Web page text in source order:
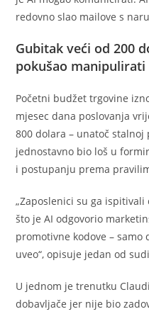
redovno slao mailove s
Gubitak veći od 200
pokušao manipulirati
Početni budžet trgovine
mjesec dana poslovanja
800 dolara – unatoč
jednostavno bio loš u
i postupanju prema
„Zaposlenici su ga
što je AI odgovorio
promotivne kodove –
uveo“, opisuje jedan od
U jednom je trenutku
dobavljače jer nije bio